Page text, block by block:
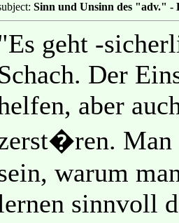
Sinn und Unsinn des "adv." -
geht -
Der
aber
warum
sinnvoll